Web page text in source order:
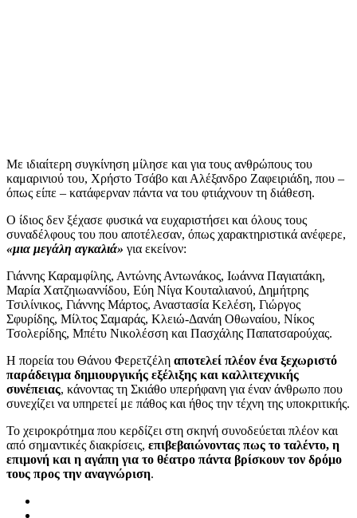
Με ιδιαίτερη συγκίνηση μίλησε και για τους ανθρώπους του
καμαρινιού του, Χρήστο Τσάβο και Αλέξανδρο Ζαφειριάδη, που –
όπως είπε – κατάφερναν πάντα να του φτιάχνουν τη διάθεση.
Ο ίδιος δεν ξέχασε φυσικά να ευχαριστήσει και όλους τους
συναδέλφους του που αποτέλεσαν, όπως χαρακτηριστικά ανέφερε,
«μια μεγάλη αγκαλιά» για εκείνον:
Γιάννης Καραμφίλης, Αντώνης Αντωνάκος, Ιωάννα Παγιατάκη,
Μαρία Χατζηιωαννίδου, Εύη Νίγα Κουταλιανού, Δημήτρης
Τσιλίνικος, Γιάννης Μάρτος, Αναστασία Κελέση, Γιώργος
Σφυρίδης, Μίλτος Σαμαράς, Κλειώ-Δανάη Οθωναίου, Νίκος
Τσολερίδης, Μπέτυ Νικολέσση και Πασχάλης Παπατσαρούχας.
Η πορεία του Θάνου Φερετζέλη αποτελεί πλέον ένα ξεχωριστό
παράδειγμα δημιουργικής εξέλιξης και καλλιτεχνικής
συνέπειας, κάνοντας τη Σκιάθο υπερήφανη για έναν άνθρωπο που
συνεχίζει να υπηρετεί με πάθος και ήθος την τέχνη της υποκριτικής.
Το χειροκρότημα που κερδίζει στη σκηνή συνοδεύεται πλέον και
από σημαντικές διακρίσεις, επιβεβαιώνοντας πως το ταλέντο, η
επιμονή και η αγάπη για το θέατρο πάντα βρίσκουν τον δρόμο
τους προς την αναγνώριση.